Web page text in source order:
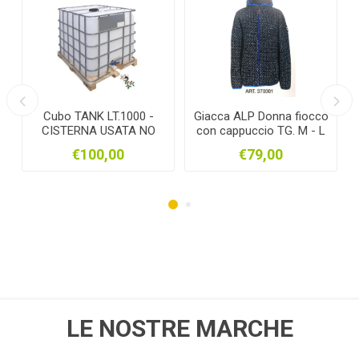
Cubo TANK LT.1000 -
CISTERNA USATA NO
€100,00
Giacca ALP Donna fiocco
con cappuccio TG. M - L
€79,00
LE NOSTRE MARCHE